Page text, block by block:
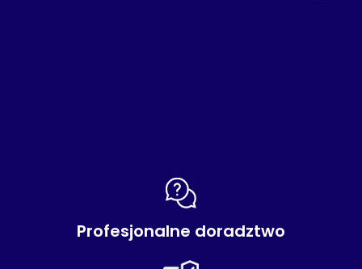
Profesjonalne doradztwo